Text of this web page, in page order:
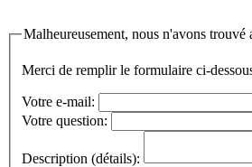
Malheureusement, nous n'avons trouvé
Merci de remplir le formulaire ci-
Votre e-mail:
Votre question:
Description (détails):